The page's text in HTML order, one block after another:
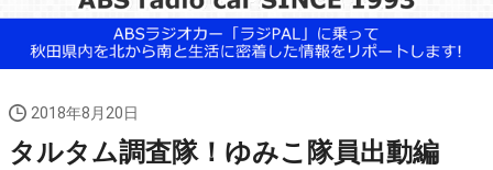
2018年8月20日
タルタム調査隊！ゆみこ隊員出動編